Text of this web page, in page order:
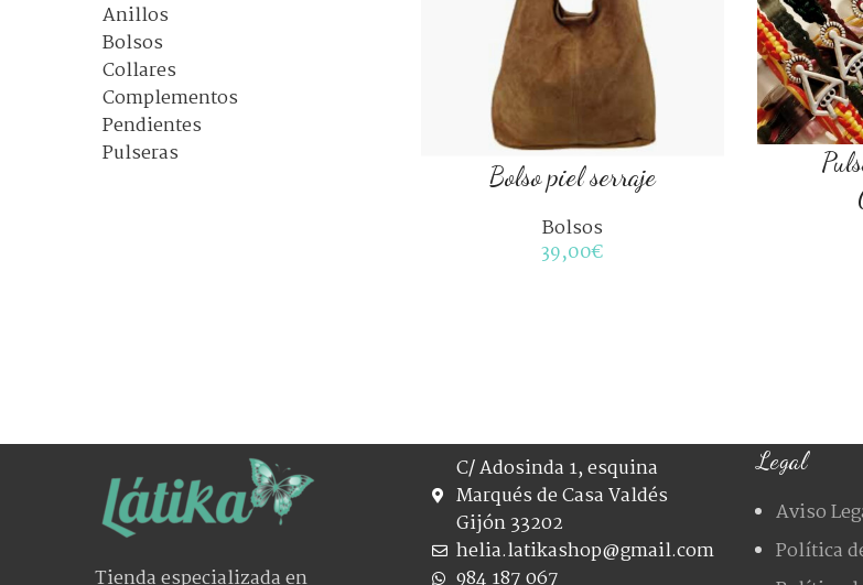
Anillos
Bolsos
Collares
Complementos
Pendientes
Pulseras
COLOR
Bolso piel serraje
Bolsos
39,00€
Tienda especializada en
C/ Adosinda 1, esquina
Marqués de Casa Valdés
Gijón 33202
helia.latikashop@gmail.com
984 187 067
Legal
Aviso
Política